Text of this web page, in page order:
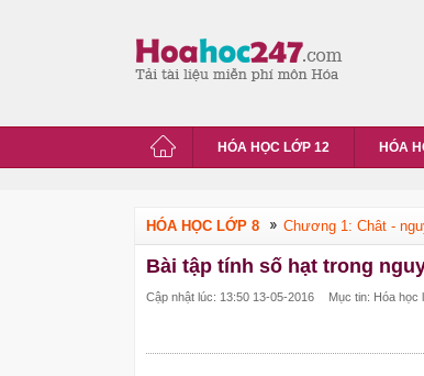
HÓA HỌC LỚP 12 HÓA
HÓA HỌC LỚP 8 Chương 1: Chât -
Bài tập tính số hạt trong
Cập nhật lúc: 13:50 13-05-2016 Mục tin: Hóa học